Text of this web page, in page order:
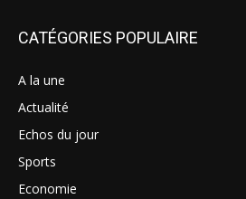
CATÉGORIES POPULAIRE
A la une
Actualité
Echos du jour
Sports
Economie